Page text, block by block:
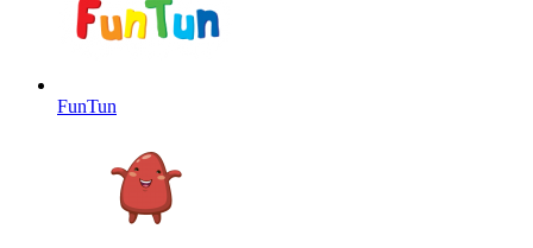
FunTun